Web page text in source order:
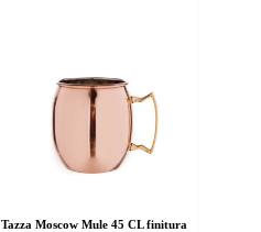
Tazza Moscow Mule 45 CL finitura